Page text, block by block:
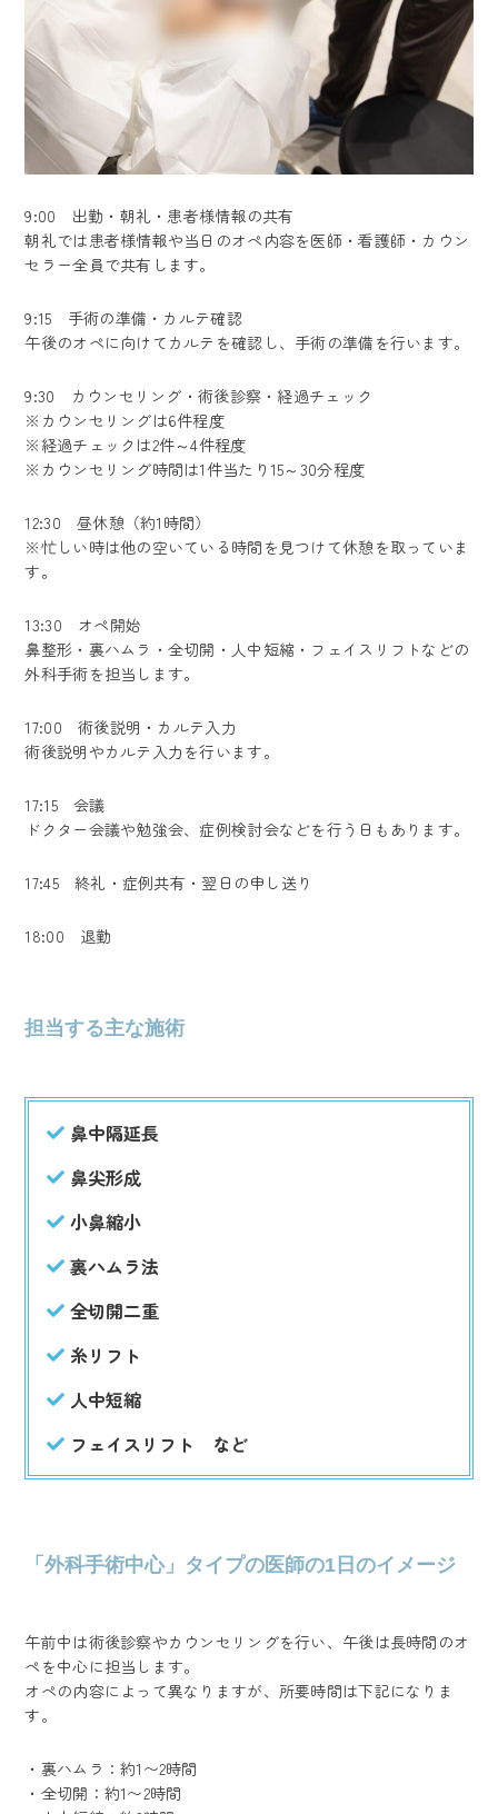
9:00 出勤・朝礼・患者様情報の共有
朝礼では患者様情報や当日のオペ内容を医師・看護師・カウン
セラー全員で共有します。
9:15 手術の準備・カルテ確認
午後のオペに向けてカルテを確認し、手術の準備を行います。
9:30 カウンセリング・術後診察・経過チェック
※カウンセリングは6件程度
※経過チェックは2件～4件程度
※カウンセリング時間は1件当たり15～30分程度
12:30 昼休憩（約1時間）
※忙しい時は他の空いている時間を見つけて休憩を取っていま
す。
13:30 オペ開始
鼻整形・裏ハムラ・全切開・人中短縮・フェイスリフトなどの
外科手術を担当します。
17:00 術後説明・カルテ入力
術後説明やカルテ入力を行います。
17:15 会議
ドクター会議や勉強会、症例検討会などを行う日もあります。
17:45 終礼・症例共有・翌日の申し送り
18:00 退勤
担当する主な施術
鼻中隔延長
鼻尖形成
小鼻縮小
裏ハムラ法
全切開二重
糸リフト
人中短縮
フェイスリフト など
「外科手術中心」タイプの医師の1日のイメージ
午前中は術後診察やカウンセリングを行い、午後は長時間のオ
ペを中心に担当します。
オペの内容によって異なりますが、所要時間は下記になりま
す。
・裏ハムラ：約1〜2時間
・全切開：約1〜2時間